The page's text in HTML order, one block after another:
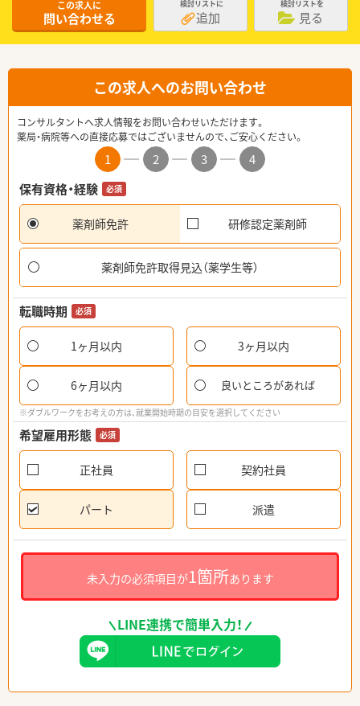
この求人に
問い合わせる
検討リストに
追加
検討リストを
見る
この求人へのお問い合わせ
コンサルタントへ求人情報をお問い合わせいただけます。
薬局・病院等への直接応募ではございませんので、ご安心ください。
1 2 3
4
保有資格・経験
必須
薬剤師免許 研修認定薬剤師
薬剤師免許取得見込（薬学生等）
転職時期 必須
1ヶ月以内 3ヶ月以内
6ヶ月以内 良いところがあれば
※ダブルワークをお考えの方は、就業開始時期の目安を選択してください
希望雇用形態 必須
正社員 契約社員
パート 派遣
未入力の必須項目が1箇所あります
LINE連携で簡単入力！